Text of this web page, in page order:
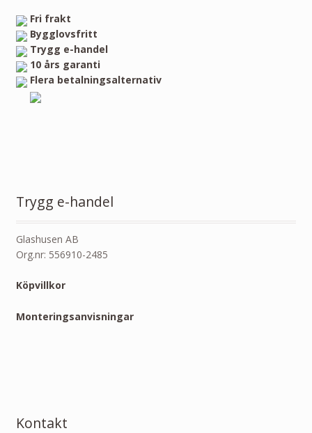
Fri frakt
Bygglovsfritt
Trygg e-handel
10 års garanti
Flera betalningsalternativ
Trygg e-handel
Glashusen AB
Org.nr: 556910-2485
Köpvillkor
Monteringsanvisningar
Kontakt